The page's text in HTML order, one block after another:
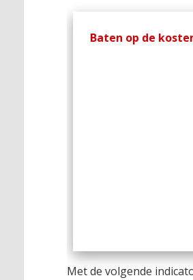
Baten op de
Met de volgende